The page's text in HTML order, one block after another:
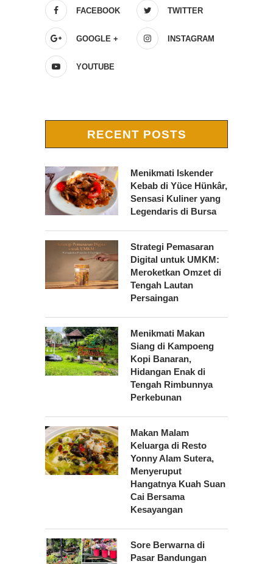
FACEBOOK TWITTER
GOOGLE + INSTAGRAM
YOUTUBE
RECENT POSTS
Menikmati Iskender
Kebab di Yüce Hünkâr,
Sensasi Kuliner yang
Legendaris di Bursa
Strategi Pemasaran
Digital untuk UMKM:
Meroketkan Omzet di
Tengah Lautan
Persaingan
Menikmati Makan
Siang di Kampoeng
Kopi Banaran,
Hidangan Enak di
Tengah Rimbunnya
Perkebunan
Makan Malam
Keluarga di Resto
Yonny Alam Sutera,
Menyeruput
Hangatnya Kuah Suan
Cai Bersama
Kesayangan
Sore Berwarna di
Pasar Bandungan